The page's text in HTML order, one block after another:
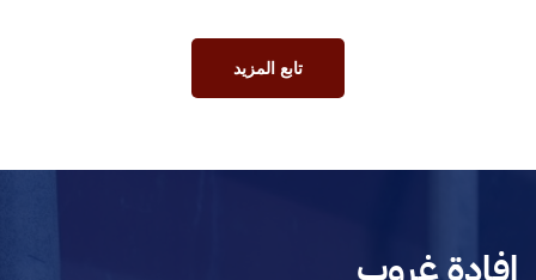
تابع المزيد
إفادة غروب